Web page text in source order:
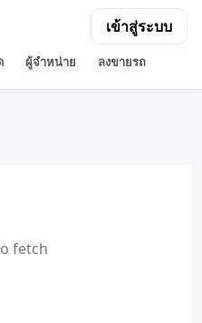
ผู้จำหน่าย ลงขายรถ
เข้าสู่ระบบ
fetch